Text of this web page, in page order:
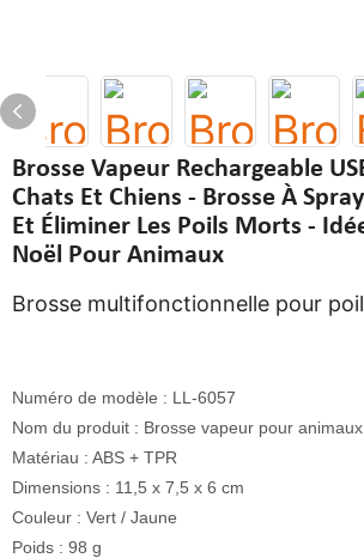
Brosse Vapeur Rechargeable
Chats Et Chiens - Brosse À
Et Éliminer Les Poils Morts -
Noël Pour Animaux
Brosse multifonctionnelle pour
Numéro de modèle : LL-6057
Nom du produit : Brosse vapeur pour animaux
Matériau : ABS + TPR
Dimensions : 11,5 x 7,5 x 6 cm
Couleur : Vert / Jaune
Poids : 98 g